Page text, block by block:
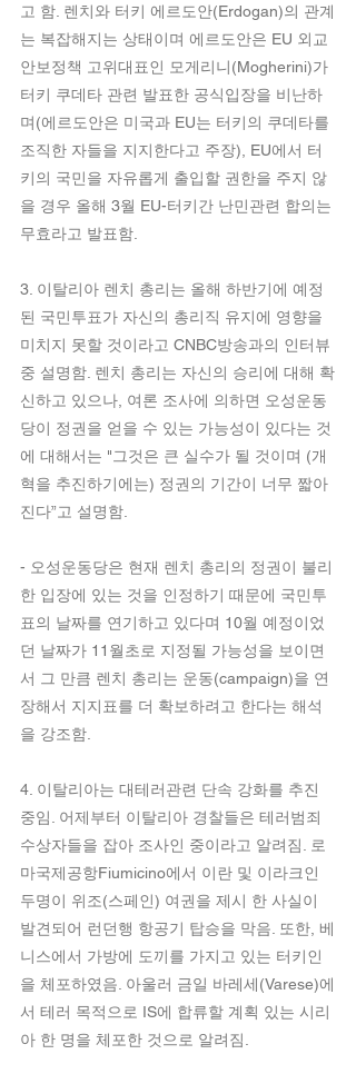
고 함. 렌치와 터키 에르도안(Erdogan)의 관계
는 복잡해지는 상태이며 에르도안은 EU 외교
안보정책 고위대표인 모게리니(Mogherini)가
터키 쿠데타 관련 발표한 공식입장을 비난하
며(에르도안은 미국과 EU는 터키의 쿠데타를
조직한 자들을 지지한다고 주장), EU에서 터
키의 국민을 자유롭게 출입할 권한을 주지 않
을 경우 올해 3월 EU-터키간 난민관련 합의는
무효라고 발표함.
3. 이탈리아 렌치 총리는 올해 하반기에 예정
된 국민투표가 자신의 총리직 유지에 영향을
미치지 못할 것이라고 CNBC방송과의 인터뷰
중 설명함. 렌치 총리는 자신의 승리에 대해 확
신하고 있으나, 여론 조사에 의하면 오성운동
당이 정권을 얻을 수 있는 가능성이 있다는 것
에 대해서는 "그것은 큰 실수가 될 것이며 (개
혁을 추진하기에는) 정권의 기간이 너무 짧아
진다”고 설명함.
- 오성운동당은 현재 렌치 총리의 정권이 불리
한 입장에 있는 것을 인정하기 때문에 국민투
표의 날짜를 연기하고 있다며 10월 예정이었
던 날짜가 11월초로 지정될 가능성을 보이면
서 그 만큼 렌치 총리는 운동(campaign)을 연
장해서 지지표를 더 확보하려고 한다는 해석
을 강조함.
4. 이탈리아는 대테러관련 단속 강화를 추진
중임. 어제부터 이탈리아 경찰들은 테러범죄
수상자들을 잡아 조사인 중이라고 알려짐. 로
마국제공항Fiumicino에서 이란 및 이라크인
두명이 위조(스페인) 여권을 제시 한 사실이
발견되어 런던행 항공기 탑승을 막음. 또한, 베
니스에서 가방에 도끼를 가지고 있는 터키인
을 체포하였음. 아울러 금일 바레세(Varese)에
서 테러 목적으로 IS에 합류할 계획 있는 시리
아 한 명을 체포한 것으로 알려짐.